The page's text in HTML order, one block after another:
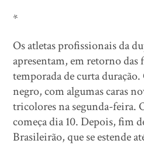
*
Os atletas profissionais da
apresentam, em retorno das
temporada de curta
negro, com algumas caras
tricolores na segunda-feira.
começa dia 10. Depois, fim
Brasileirão, que se estende